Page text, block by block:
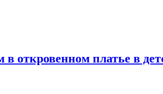
откровенном платье в